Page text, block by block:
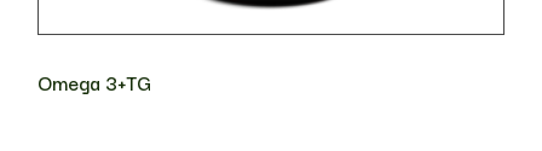
Omega 3+TG